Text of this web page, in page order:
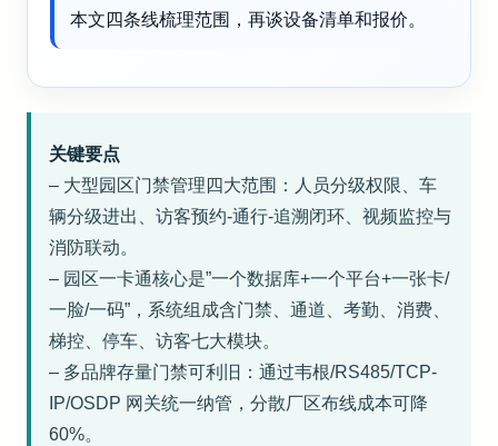
本文四条线梳理范围，再谈设备清单和报价。
关键要点
– 大型园区门禁管理四大范围：人员分级权限、车
辆分级进出、访客预约-通行-追溯闭环、视频监控与
消防联动。
– 园区一卡通核心是”一个数据库+一个平台+一张卡/
一脸/一码”，系统组成含门禁、通道、考勤、消费、
梯控、停车、访客七大模块。
– 多品牌存量门禁可利旧：通过韦根/RS485/TCP-
IP/OSDP 网关统一纳管，分散厂区布线成本可降
60%。